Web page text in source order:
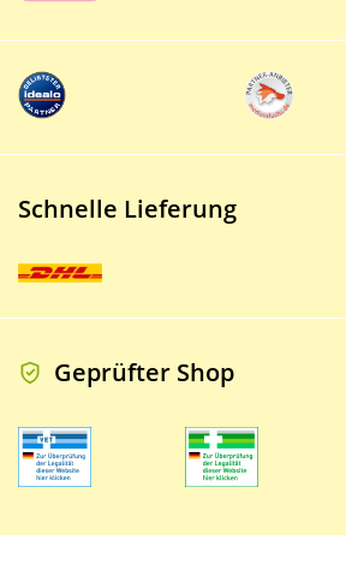
Schnelle Lieferung
Geprüfter Shop